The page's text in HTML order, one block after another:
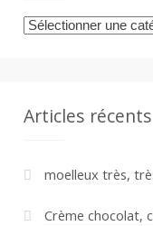
Catégories
Articles récents
moelleux très,
Crème chocolat,